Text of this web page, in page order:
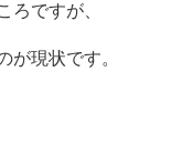
ろですが、
が現状です。